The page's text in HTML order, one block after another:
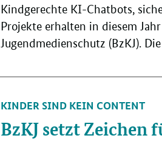
Kindgerechte KI-Chatbots,
Projekte erhalten in diesem
Jugendmedienschutz (BzKJ).
KINDER SIND KEIN CONTENT
BzKJ setzt Zeichen